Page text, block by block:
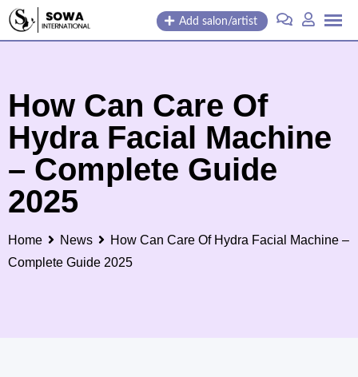
Skip
Add salon/artist
How Can Care Of
Hydra Facial Machine
– Complete Guide
2025
Home News
How Can Care Of Hydra Facial Machine –
Complete Guide 2025